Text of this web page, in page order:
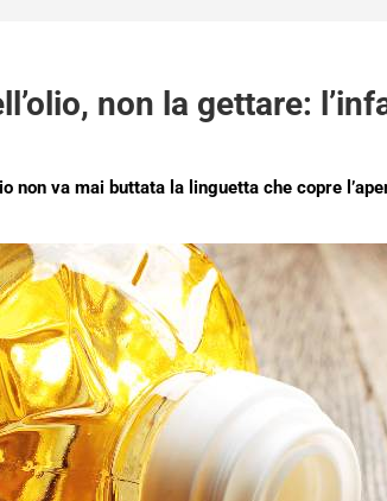
non la gettare:
non va mai buttata la linguetta che copre